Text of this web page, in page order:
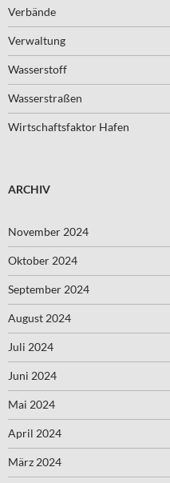
Verbände
Verwaltung
Wasserstoff
Wasserstraßen
Wirtschaftsfaktor Hafen
ARCHIV
November 2024
Oktober 2024
September 2024
August 2024
Juli 2024
Juni 2024
Mai 2024
April 2024
März 2024